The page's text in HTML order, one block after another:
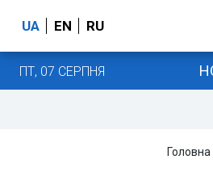
UA EN RU
ПТ, 07 СЕРПНЯ
Головна